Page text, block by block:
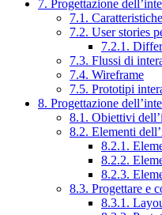
7. Progettazione
7.1.
7.2. User stories
7.2.1.
7.3. Flussi di
7.4. Wireframe
7.5. Prototipi
8. Progettazione
8.1. Obiettivi
8.2. Elementi
8.2.1.
8.2.2.
8.2.3.
8.3. Progettare e
8.3.1.